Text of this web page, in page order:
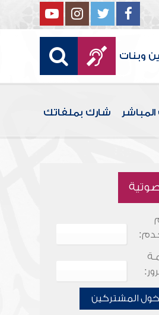
وبنات
المباشر شارك بملفاتك
المشتركين